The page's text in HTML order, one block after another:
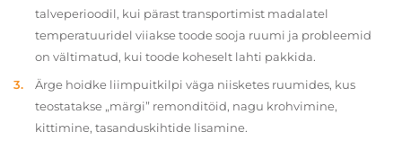
talveperioodil, kui pärast transportimist madalatel
temperatuuridel viiakse toode sooja ruumi ja probleemid
on vältimatud, kui toode koheselt lahti pakkida.
Ärge hoidke liimpuitkilpi väga niisketes ruumides, kus
teostatakse „märgi” remonditöid, nagu krohvimine,
kittimine, tasanduskihtide lisamine.